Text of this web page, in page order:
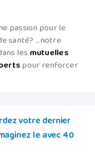
passion pour le
santé? ...notre
les mutuelles
pour renforcer
votre dernier
le avec 40